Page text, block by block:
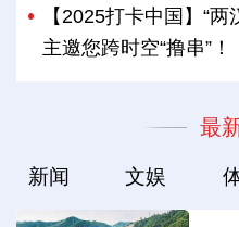
【2025打卡中国】“
主邀您跨时空“撸串”！
最
新闻 文娱